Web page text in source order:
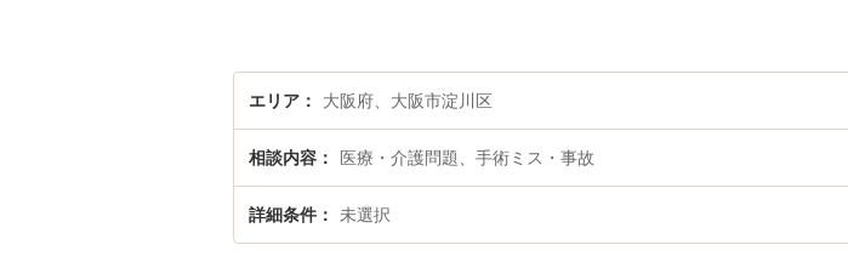
エリア 大阪府、大阪市淀川区
相談内容 医療・介護問題、手術ミス・事故
詳細条件 未選択